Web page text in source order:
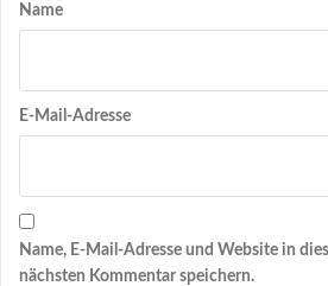
Name
E-Mail-Adresse
Name, E-Mail-Adresse und Website in
nächsten Kommentar speichern.